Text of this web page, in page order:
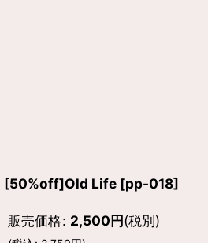
[50%off]Old Life [pp-018]
販売価格: 2,500円(税別)